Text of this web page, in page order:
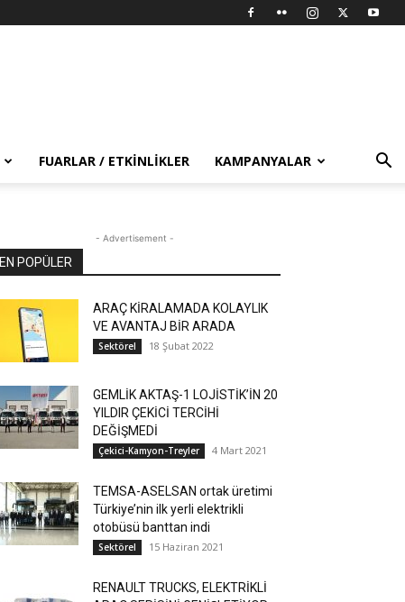
FUARLAR / ETKINLIKLER KAMPANYALAR
- Advertisement -
EN POPÜLER
ARAÇ KİRALAMADA KOLAYLIK
VE AVANTAJ BİR ARADA
Sektörel 18 Şubat 2022
GEMLİK AKTAŞ-1 LOJİSTİK’İN 20
YILDIR ÇEKİCİ TERCİHİ
DEĞİŞMEDİ
Çekici-Kamyon-Treyler 4 Mart 2021
TEMSA-ASELSAN ortak üretimi
Türkiye’nin ilk yerli elektrikli
otobüsü banttan indi
Sektörel 15 Haziran 2021
RENAULT TRUCKS, ELEKTRİKLİ